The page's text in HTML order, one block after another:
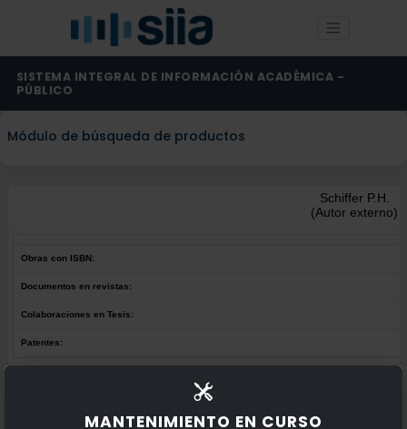
MANTENIMIENTO EN CURSO
SISTEMA INTEGRAL DE INFORMACIÓN ACADÉMICA -
PÚBLICO
Módulo de búsqueda de productos
Schiffer P.H.
(Autor externo)
Obras con ISBN:
Documentos en revistas:
Colaboraciones en Tesis:
Patentes:
No hay obras de este autor.
Documentos en revistas: